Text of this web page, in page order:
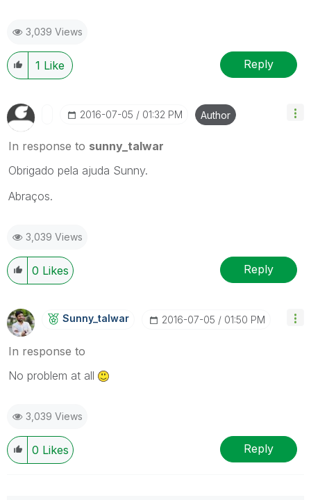
3,039 Views
1 Like Reply
‎2016-07-05 01:32 PM Author
In response to sunny_talwar
Obrigado pela ajuda Sunny.
Abraços.
3,039 Views
0 Likes Reply
Sunny_talwar ‎2016-07-05 01:50 PM
In response to
No problem at all
3,039 Views
0 Likes Reply